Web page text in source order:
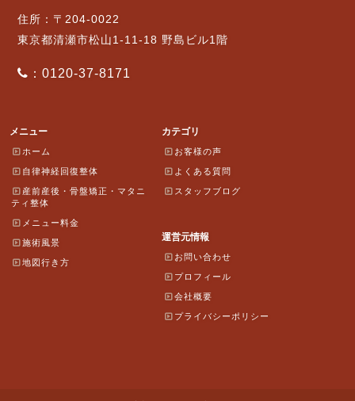
住所：〒204-0022
東京都清瀬市松山1-11-18 野島ビル1階
：0120-37-8171
メニュー
ホーム
自律神経回復整体
産前産後・骨盤矯正・マタニ
ティ整体
メニュー料金
施術風景
地図行き方
カテゴリ
お客様の声
よくある質問
スタッフブログ
運営元情報
お問い合わせ
プロフィール
会社概要
プライバシーポリシー